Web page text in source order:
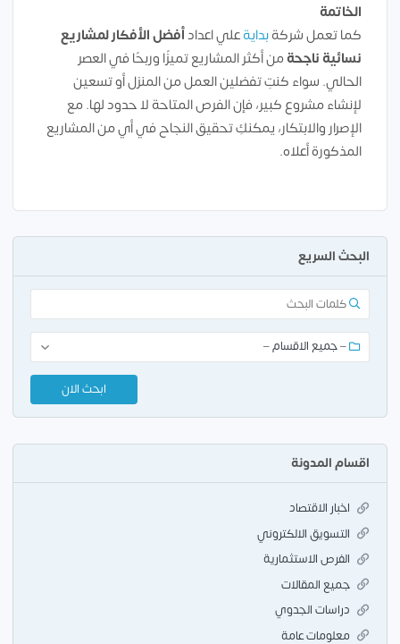
الخاتمة
كما تعمل شركةبدايةعلي اعدادأفضلالأفكار لمشاريع
نسائية ناجحةمن أكثر المشاريع تميزًا وربحًا في العصر
الحالي. سواء كنتِ تفضلين العمل من المنزل أو تسعين
لإنشاء مشروع كبير، فإن الفرص المتاحة لا حدود لها. مع
الإصرار والابتكار، يمكنكِ تحقيق النجاح في أي من المشاريع
المذكورة أعلاه.
البحث السريع
اقسام المدونة
اخبار الاقتصاد
التسويق الالكتروني
الفرص الاستثمارية
جميع المقالات
دراسات الجدوي
معلومات عامة